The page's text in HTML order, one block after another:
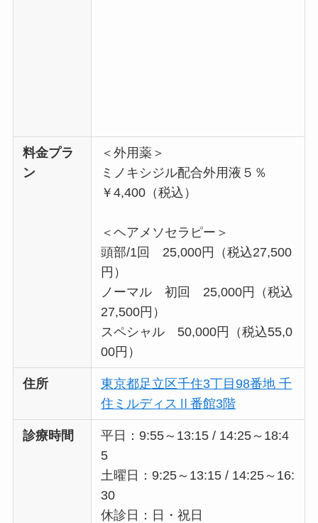
料金プラ
ン
＜外用薬＞
ミノキシジル配合外用液５％
￥4,400（税込）
＜ヘアメソセラピー＞
頭部/1回 25,000円（税込27,500
円）
ノーマル 初回 25,000円（税込
27,500円）
スペシャル 50,000円（税込55,0
00円）
住所
東京都足立区千住3丁目98番地 千
住ミルディスⅡ番館3階
診療時間
平日：9:55～13:15 / 14:25～18:4
5
土曜日：9:25～13:15 / 14:25～16:
30
休診日：日・祝日